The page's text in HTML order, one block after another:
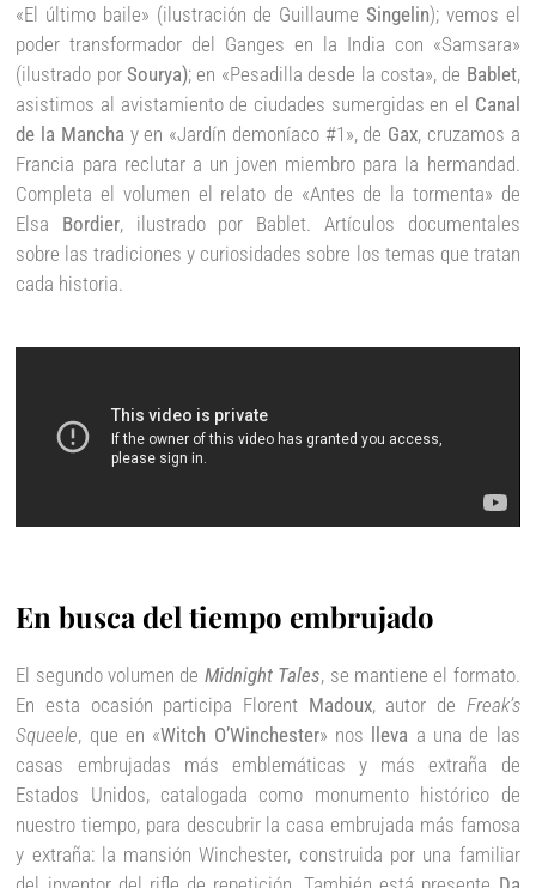
«El último baile» (ilustración de GuillaumeSingelin); vemos el
poder transformador del Ganges en la India con «Samsara»
(ilustrado porSourya); en «Pesadilla desde la costa», de Bablet,
asistimos al avistamiento de ciudades sumergidas en el Canal
de la Mancha y en «Jardín demoníaco #1», de Gax, cruzamos a
Francia para reclutar a un joven miembro para la hermandad.
Completa el volumen el relato de «Antes de la tormenta» de
Elsa Bordier, ilustrado por Bablet. Artículos documentales
sobre las tradiciones y curiosidades sobre los temas que tratan
cada historia.
En busca del tiempo embrujado
El segundo volumen de Midnight Tales, se mantiene el formato.
En esta ocasión participa Florent Madoux, autor de Freak’s
Squeele, que en «Witch O’Winchester» nos lleva a una de las
casas embrujadas más emblemáticas y más extraña de
Estados Unidos, catalogada como monumento histórico de
nuestro tiempo, para descubrir la casa embrujada más famosa
y extraña: la mansión Winchester, construida por una familiar